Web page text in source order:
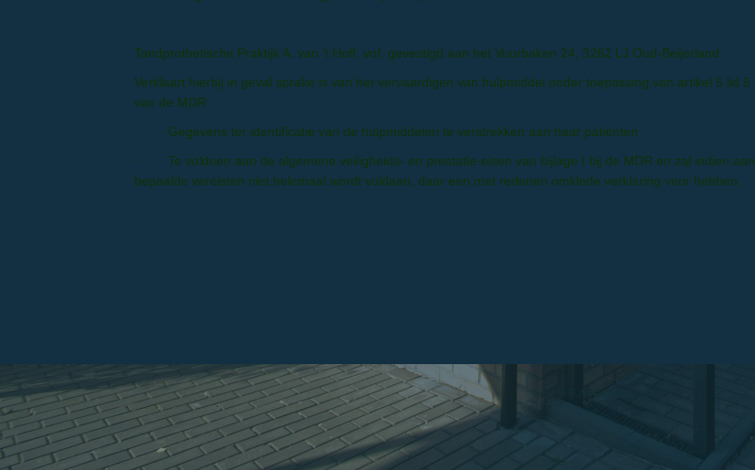
Tandprothetische Praktijk A. van ’t Hoff, vof, gevestigd aan het Vuurbaken 24, 3262 LJ Oud-Beijerland.
Verklaart hierbij in geval sprake is van het vervaardigen van hulpmiddel onder toepassing van artikel 5 lid 5
van de MDR:
· Gegevens ter identificatie van de hulpmiddelen te verstrekken aan haar patiënten
· Te voldoen aan de algemene veiligheids- en prestatie-eisen van bijlage I bij de MDR en zal indien aan
bepaalde vereisten niet helemaal wordt voldaan, daar een met redenen omklede verklaring voor hebben.